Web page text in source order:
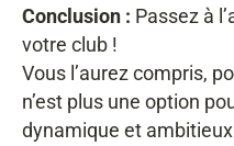
Conclusion : Passez à
votre club !
Vous l’aurez compris,
n’est plus une option
dynamique et